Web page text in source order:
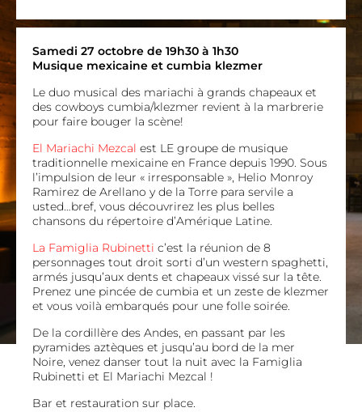
Samedi 27 octobre de 19h30 à 1h30
Musique mexicaine et cumbia klezmer
Le duo musical des mariachi à grands chapeaux et
des cowboys cumbia/klezmer revient à la marbrerie
pour faire bouger la scène!
El Mariachi Mezcal est LE groupe de musique
traditionnelle mexicaine en France depuis 1990. Sous
l’impulsion de leur « irresponsable », Helio Monroy
Ramirez de Arellano y de la Torre para servile a
usted…bref, vous découvrirez les plus belles
chansons du répertoire d’Amérique Latine.
La Famiglia Rubinetti c’est la réunion de 8
personnages tout droit sorti d’un western spaghetti,
armés jusqu’aux dents et chapeaux vissé sur la tête.
Prenez une pincée de cumbia et un zeste de klezmer
et vous voilà embarqués pour une folle soirée.
De la cordillère des Andes, en passant par les
pyramides aztèques et jusqu’au bord de la mer
Noire, venez danser tout la nuit avec la Famiglia
Rubinetti et El Mariachi Mezcal !
Bar et restauration sur place.